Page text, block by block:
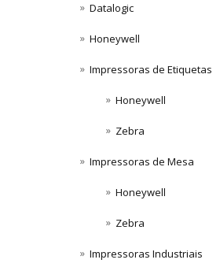
Datalogic
Honeywell
Impressoras de Etiquetas
Honeywell
Zebra
Impressoras de Mesa
Honeywell
Zebra
Impressoras Industriais